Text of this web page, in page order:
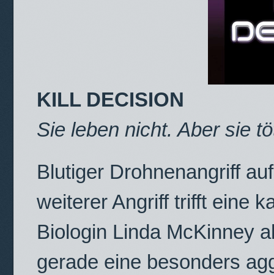
KILL DECISION
Sie leben nicht. Aber sie
Blutiger Drohnenangriff
weiterer Angriff trifft eine
Biologin Linda McKinney
gerade eine besonders